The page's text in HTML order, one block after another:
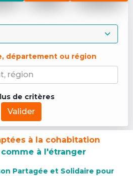
département ou région
région
de critères
Valider
à la cohabitation
comme à l'étranger
Partagée et Solidaire pour